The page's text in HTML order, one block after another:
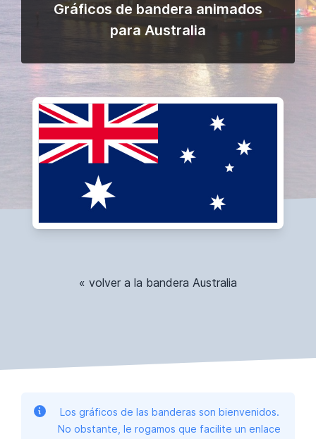
Gráficos de bandera animados
para Australia
« volver a la bandera Australia
Los gráficos de las banderas son bienvenidos.
No obstante, le rogamos que facilite un enlace